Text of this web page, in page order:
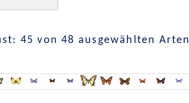
45 von 48 ausgewählten Arten